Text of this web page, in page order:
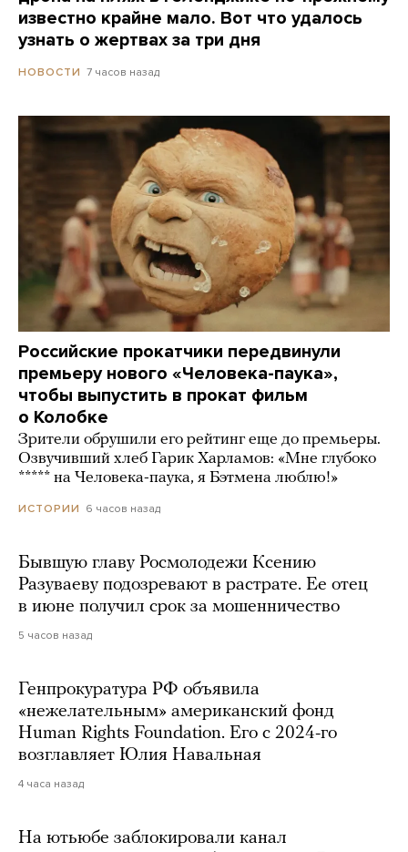
известно крайне мало. Вот что удалось
узнать о жертвах за три дня
НОВОСТИ 7 часов назад
Российские прокатчики передвинули
премьеру нового «Человека-паука»,
чтобы выпустить в прокат фильм
о Колобке
Зрители обрушили его рейтинг еще до премьеры.
Озвучивший хлеб Гарик Харламов: «Мне глубоко
***** на Человека-паука, я Бэтмена люблю!»
ИСТОРИИ 6 часов назад
Бывшую главу Росмолодежи Ксению
Разуваеву подозревают в растрате. Ее отец
в июне получил срок за мошенничество
5 часов назад
Генпрокуратура РФ объявила
«нежелательным» американский фонд
Human Rights Foundation. Его с 2024-го
возглавляет Юлия Навальная
4 часа назад
На ютьюбе заблокировали канал